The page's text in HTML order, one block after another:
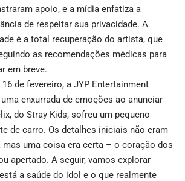
apoio, e a mídia enfatiza a
de respeitar sua privacidade. A
é a total recuperação do artista, que
as recomendações médicas para
em breve.
16 de fevereiro, a JYP Entertainment
enxurrada de emoções ao anunciar
do Stray Kids, sofreu um pequeno
de carro. Os detalhes iniciais não eram
mas uma coisa era certa – o coração dos
apertado. A seguir, vamos explorar
a saúde do idol e o que realmente